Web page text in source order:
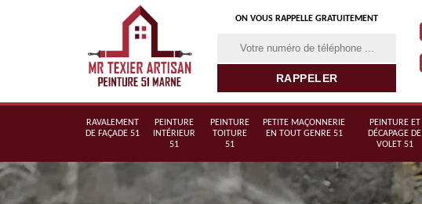
ON VOUS RAPPELLE GRATUITEMENT
RAVALEMENT
DE FAÇADE 51
PEINTURE
INTÉRIEUR
51
PEINTURE
TOITURE
51
PETITE MAÇONNERIE
EN TOUT GENRE 51
PEINTURE ET
DÉCAPAGE DE
VOLET 51